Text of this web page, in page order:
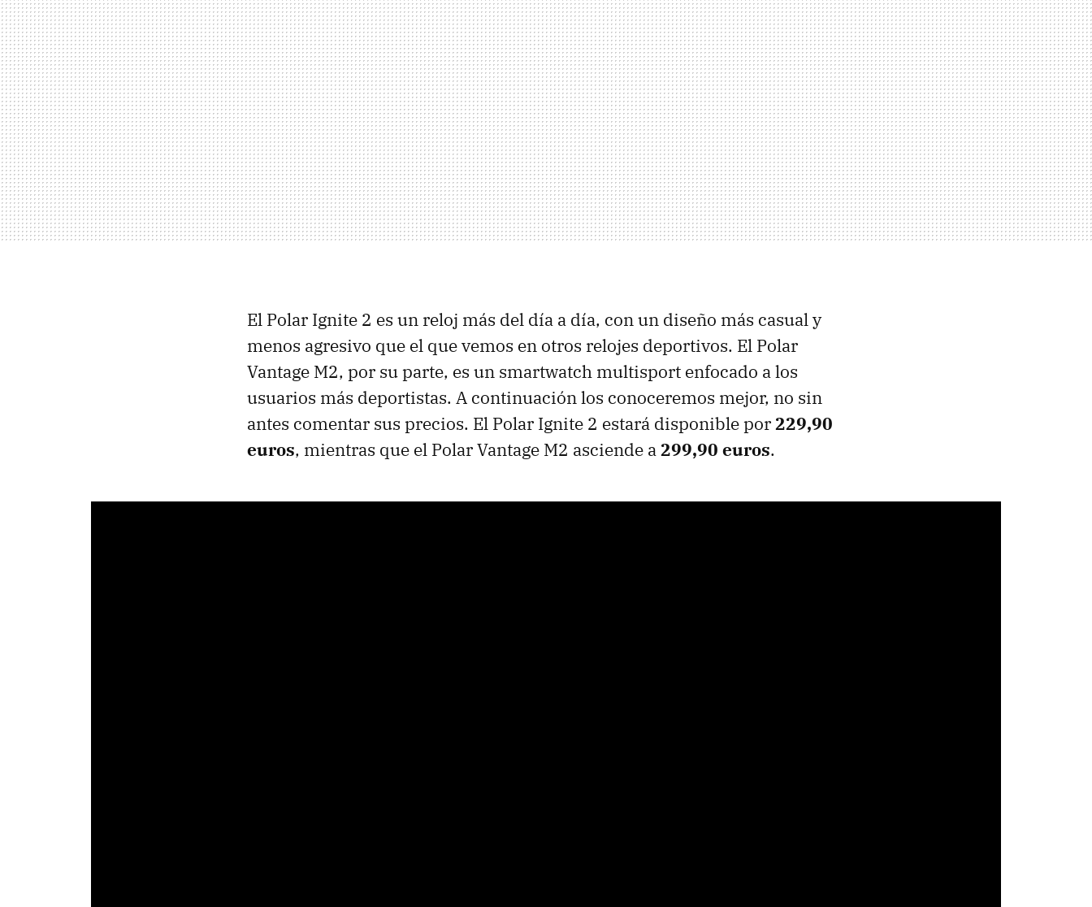
El Polar Ignite 2 es un reloj más del día a día, con un diseño más casual y
menos agresivo que el que vemos en otros relojes deportivos. El Polar
Vantage M2, por su parte, es un smartwatch multisport enfocado a los
usuarios más deportistas. A continuación los conoceremos mejor, no sin
antes comentar sus precios. El Polar Ignite 2 estará disponible por229,90
euros, mientras que el Polar Vantage M2 asciende a299,90 euros.